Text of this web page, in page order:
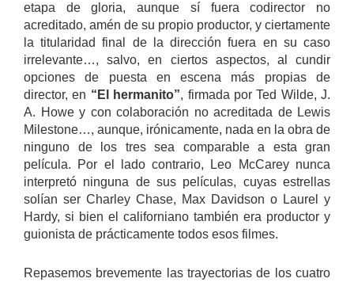
etapa de gloria, aunque sí fuera codirector no
acreditado, amén de su propio productor, y ciertamente
la titularidad final de la dirección fuera en su caso
irrelevante…, salvo, en ciertos aspectos, al cundir
opciones de puesta en escena más propias de
director, en “El hermanito”, firmada por Ted Wilde, J.
A. Howe y con colaboración no acreditada de Lewis
Milestone…, aunque, irónicamente, nada en la obra de
ninguno de los tres sea comparable a esta gran
película. Por el lado contrario, Leo McCarey nunca
interpretó ninguna de sus películas, cuyas estrellas
solían ser Charley Chase, Max Davidson o Laurel y
Hardy, si bien el californiano también era productor y
guionista de prácticamente todos esos filmes.
Repasemos brevemente las trayectorias de los cuatro